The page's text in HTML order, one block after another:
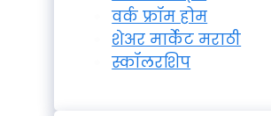
वर्क फ्रॉम होम
शेअर मार्केट मराठी
स्कॉलरशिप